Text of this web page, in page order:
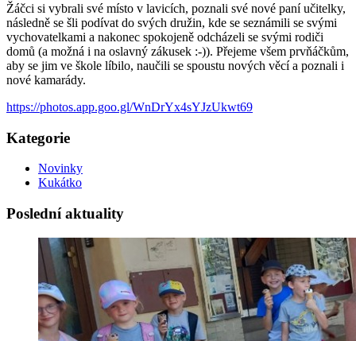
Žáčci si vybrali své místo v lavicích, poznali své nové paní učitelky,
následně se šli podívat do svých družin, kde se seznámili se svými
vychovatelkami a nakonec spokojeně odcházeli se svými rodiči
domů (a možná i na oslavný zákusek :-)). Přejeme všem prvňáčkům,
aby se jim ve škole líbilo, naučili se spoustu nových věcí a poznali i
nové kamarády.
https://photos.app.goo.gl/WnDrYx4sYJzUkwt69
Kategorie
Novinky
Kukátko
Poslední aktuality